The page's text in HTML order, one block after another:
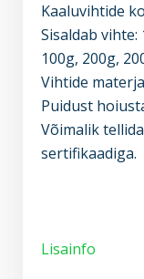
Kaaluvihtide
Sisaldab vihte:
100g, 200g,
Vihtide
Puidust
Võimalik
sertifikaadiga.
Lisainfo